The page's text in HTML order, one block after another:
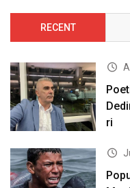
RECENT
ri